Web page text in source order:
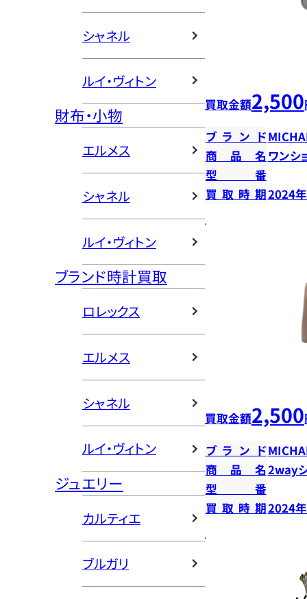
シャネル
ルイ・ヴィトン
財布・小物
エルメス
シャネル
ルイ・ヴィトン
ブランド時計買取
ロレックス
エルメス
シャネル
ルイ・ヴィトン
ジュエリー
カルティエ
ブルガリ
買取金額2,500
ブランド
商品名 ワン
型番
買取時期2024
買取金額2,500
ブランド
商品名2way
型番
買取時期2024